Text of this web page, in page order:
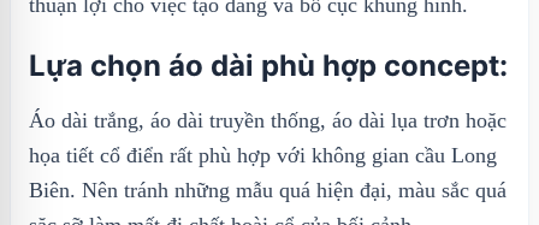
Lựa chọn áo dài phù hợp concept:
Áo dài trắng, áo dài truyền thống, áo dài lụa trơn hoặc
họa tiết cổ điển rất phù hợp với không gian cầu Long
Biên. Nên tránh những mẫu quá hiện đại, màu sắc quá